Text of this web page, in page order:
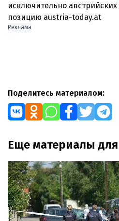
исключительно
позицию austria-today.at
Реклама
Поделитесь материалом:
Еще материалы для